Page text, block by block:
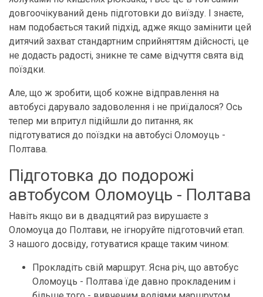
довгоочікуваний день підготовки до виїзду. І знаєте,
нам подобається такий підхід, адже якщо замінити цей
дитячий захват стандартним сприйняттям дійсності, це
не додасть радості, зникне те саме відчуття свята від
поїздки.
Але, що ж зробити, щоб кожне відправлення на
автобусі дарувало задоволення і не приїдалося? Ось
тепер ми впритул підійшли до питання, як
підготуватися до поїздки на автобусі Оломоуць -
Полтава.
Підготовка до подорожі
автобусом Оломоуць - Полтава
Навіть якщо ви в двадцятий раз вирушаєте з
Оломоуца до Полтави, не ігноруйте підготовчий етап.
З нашого досвіду, готуватися краще таким чином:
Прокладіть свій маршрут. Ясна річ, що автобус
Оломоуць - Полтава їде давно прокладеним і